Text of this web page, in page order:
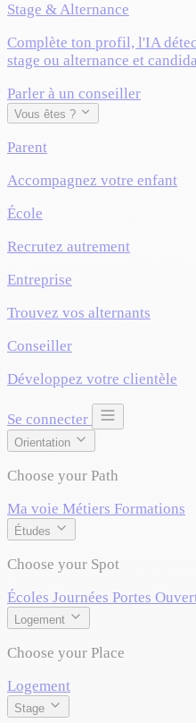
Stage & Alternance
Complète ton profil, l'IA
stage ou alternance et
Parler à un conseiller
Vous êtes ?
Parent
Accompagnez votre enfant
École
Recrutez autrement
Entreprise
Trouvez vos alternants
Conseiller
Développez votre clientèle
Se connecter
Orientation
Choose your Path
Ma voie Métiers Formations
Études
Choose your Spot
Écoles Journées Portes
Logement
Choose your Place
Logement
Stage